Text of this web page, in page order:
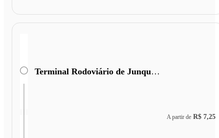
Terminal Rodoviário de Junqueirópolis
A partir de R$ 7,25